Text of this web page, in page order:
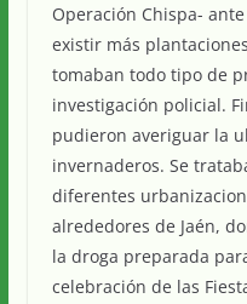
Operación Chispa-
existir más
tomaban todo tipo de
investigación policial.
pudieron averiguar la
invernaderos. Se
diferentes
alrededores de Jaén,
la droga preparada
celebración de las